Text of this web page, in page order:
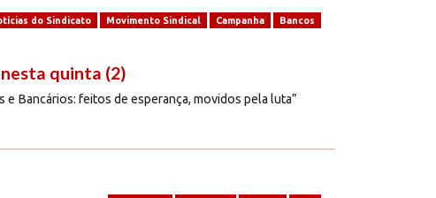
do Sindicato Movimento Sindical Campanha Bancos
quinta (2)
e Bancários: feitos de esperança, movidos pela luta”